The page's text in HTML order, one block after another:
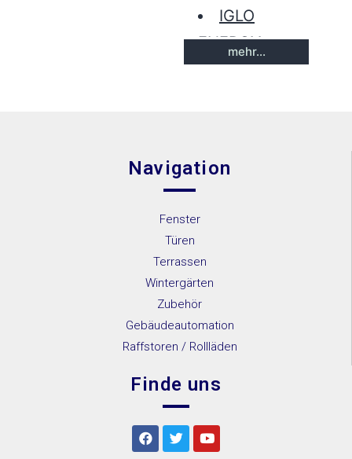
IGLO
ENERGY
SOFTLINE
mehr...
Navigation
Fenster
Türen
Terrassen
Wintergärten
Zubehör
Gebäudeautomation
Raffstoren / Rollläden
Finde uns